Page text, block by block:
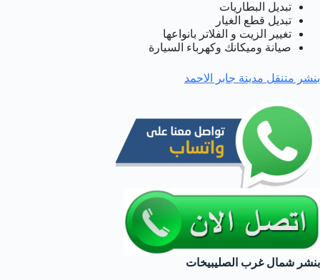
تبديل البطاريات
تبديل قطع الغيار
تغيير الزيت و الفلاتر بانواعها
صيانة وميكانك وكهرباء السيارة
بنشر متنقل مدينة جابر الاحمد
بنشر شمال غرب الصليبيخات